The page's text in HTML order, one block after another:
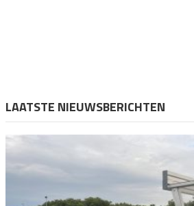
LAATSTE NIEUWSBERICHTEN